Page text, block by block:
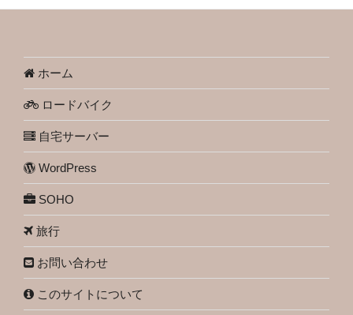
ホーム
ロードバイク
自宅サーバー
WordPress
SOHO
旅行
お問い合わせ
このサイトについて